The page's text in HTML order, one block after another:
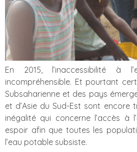
En 2015, l’inaccessibilité à
incompréhensible. Et pourtant
Subsaharienne et des pays
et d’Asie du Sud-Est sont
inégalité qui concerne l’accès à
espoir afin que toutes les
l’eau potable subsiste.